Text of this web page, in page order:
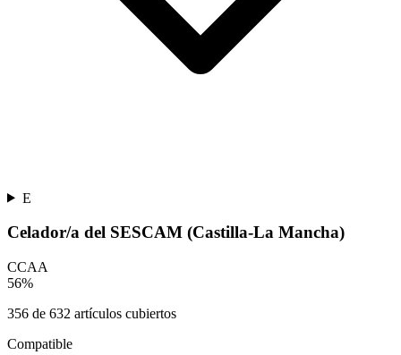
E
Celador/a del SESCAM (Castilla-La Mancha)
CCAA
56%
356 de 632 artículos cubiertos
Compatible